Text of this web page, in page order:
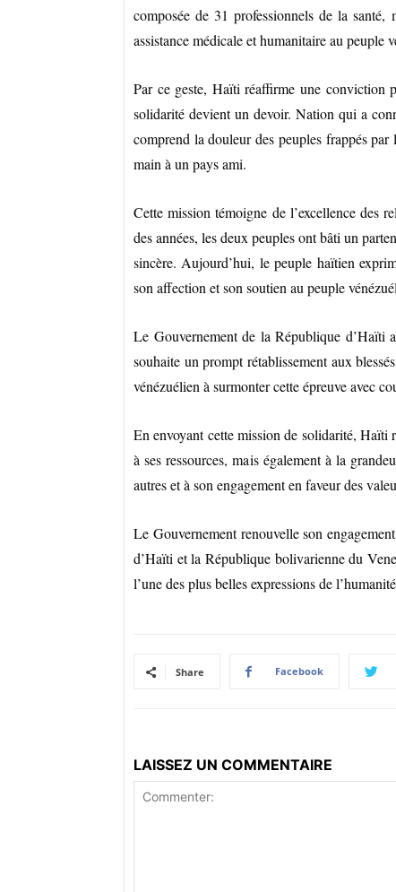
composée de 31 professionnels de la santé,
assistance médicale et humanitaire au peuple
Par ce geste, Haïti réaffirme une conviction
solidarité devient un devoir. Nation qui a
comprend la douleur des peuples frappés
main à un pays ami.
Cette mission témoigne de l’excellence des
des années, les deux peuples ont bâti un
sincère. Aujourd’hui, le peuple haïtien
son affection et son soutien au peuple
Le Gouvernement de la République d’Haïti
souhaite un prompt rétablissement aux
vénézuélien à surmonter cette épreuve avec
En envoyant cette mission de solidarité, Haïti
à ses ressources, mais également à la
autres et à son engagement en faveur des
Le Gouvernement renouvelle son
d’Haïti et la République bolivarienne du
l’une des plus belles expressions de l’humanité
Share Facebook
LAISSEZ UN COMMENTAIRE